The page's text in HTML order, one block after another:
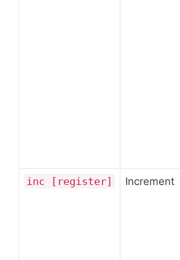
inc [register] Increment